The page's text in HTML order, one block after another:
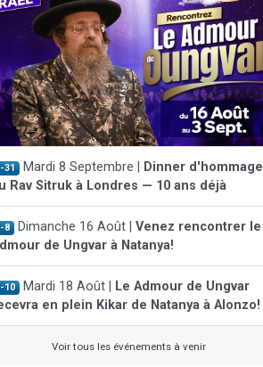
31 Mardi 8 Septembre |
Dinner d'hommage
Rav Sitruk à Londres — 10 ans déjà
8 Dimanche 16 Août | Venez rencontrer le
de Ungvar à Natanya!
10 Mardi 18 Août |
Le Admour de Ungvar
en plein Kikar de Natanya à Alonzo!
Voir tous les événements à venir